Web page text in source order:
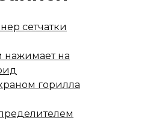
сетчатки
нажимает на
горилла